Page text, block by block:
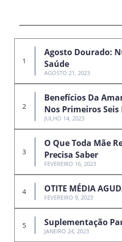
Agosto Dourado:
Saúde
AGOSTO 21, 2023
Benefícios Da
Nos Primeiros Seis
JULHO 14, 2023
O Que Toda Mãe
Precisa Saber
FEVEREIRO 16, 2023
OTITE MÉDIA
FEVEREIRO 9, 2023
Suplementação
JANEIRO 24, 2023